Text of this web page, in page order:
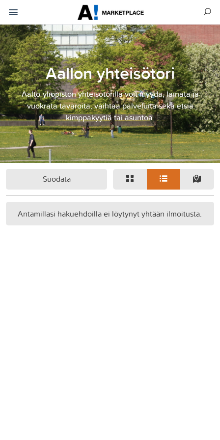
Aallon yhteisötori
Aalto-yliopiston yhteisötorilla voit myydä, lainata ja
vuokrata tavaroita, vaihtaa palveluita sekä etsiä
kimppakyytiä tai asuntoa.
Suodata
Antamillasi hakuehdoilla ei löytynyt yhtään ilmoitusta.